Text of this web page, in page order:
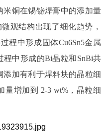
米铜在锡铋焊膏中的添加量
观结构出现了细化趋势，
程中形成固体Cu6Sn5金属
程中形成的Bi晶粒和SnBi共
加有利于焊料块的晶粒细
量增加到 2-3 wt%，晶粒细